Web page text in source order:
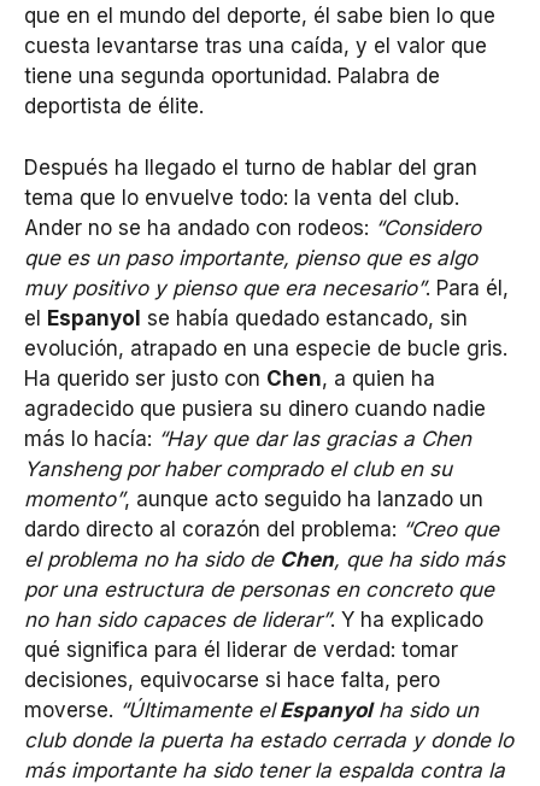
que en el mundo del deporte, él sabe bien lo que
cuesta levantarse tras una caída, y el valor que
tiene una segunda oportunidad. Palabra de
deportista de élite.
Después ha llegado el turno de hablar del gran
tema que lo envuelve todo: la venta del club.
Ander no se ha andado con rodeos: “Considero
que es un paso importante, pienso que es algo
muy positivo y pienso que era necesario”. Para él,
el Espanyol se había quedado estancado, sin
evolución, atrapado en una especie de bucle gris.
Ha querido ser justo con Chen, a quien ha
agradecido que pusiera su dinero cuando nadie
más lo hacía: “Hay que dar las gracias a Chen
Yansheng por haber comprado el club en su
momento”, aunque acto seguido ha lanzado un
dardo directo al corazón del problema: “Creo que
el problema no ha sido de Chen, que ha sido más
por una estructura de personas en concreto que
no han sido capaces de liderar”. Y ha explicado
qué significa para él liderar de verdad: tomar
decisiones, equivocarse si hace falta, pero
moverse. “Últimamente elEspanyolha sido un
club donde la puerta ha estado cerrada y donde lo
más importante ha sido tener la espalda contra la